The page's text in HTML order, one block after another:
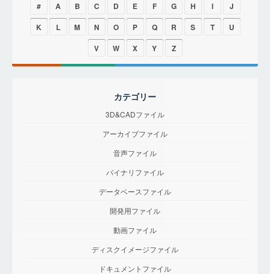
# A B C D E F G H I
J
K
L M N O P Q R S T
U
V
W X Y Z
カテゴリー
3D&CADファイル
アーカイブファイル
音声ファイル
バイナリファイル
データベースファイル
開発用ファイル
動画ファイル
ディスクイメージファイル
ドキュメントファイル